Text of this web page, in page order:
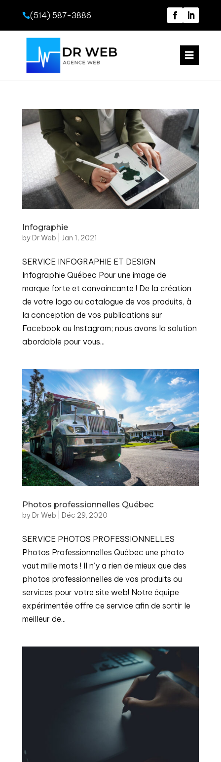
(514) 587-3886

Infographie
by Dr Web Jan 1, 2021
SERVICE INFOGRAPHIE ET DESIGN
Infographie Québec Pour une image de
marque forte et convaincante ! De la création
de votre logo ou catalogue de vos produits, à
la conception de vos publications sur
Facebook ou Instagram; nous avons la solution
abordable pour vous...
Photos professionnelles Québec
by Dr Web Déc 29, 2020
SERVICE PHOTOS PROFESSIONNELLES
Photos Professionnelles Québec une photo
vaut mille mots ! Il n’y a rien de mieux que des
photos professionnelles de vos produits ou
services pour votre site web! Notre équipe
expérimentée offre ce service afin de sortir le
meilleur de...